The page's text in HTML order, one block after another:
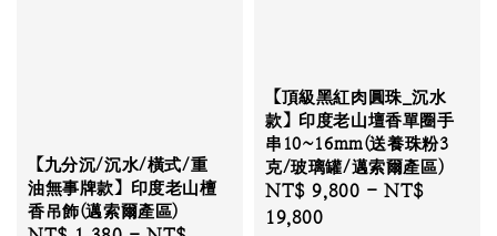
【九分沉/沉水/橫式/重
油無事牌款】印度老山檀
香吊飾(邁索爾產區)
【頂級黑紅肉圓珠_沉水
款】印度老山壇香單圈手
串10~16mm(送養珠粉3
克/玻璃罐/邁索爾產區)
Regular
price
NT$ 9,800 -NT$
19,800